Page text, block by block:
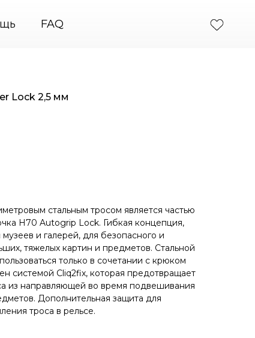
FAQ
Lock 2,5 мм
стальным тросом является частью
H70 Autogrip Lock. Гибкая концепция,
и галерей, для безопасного и
тяжелых картин и предметов. Стальной
только в сочетании с крюком
системой Cliq2fix, которая предотвращает
из направляющей во время подвешивания
Дополнительная защита для
троса в рельсе.